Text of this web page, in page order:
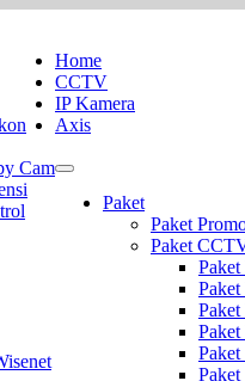
Cam Toggle
navigationPaket
Paket
Paket
Paket
Paket
Paket
Home
CCTV
IP Kamera
Axis